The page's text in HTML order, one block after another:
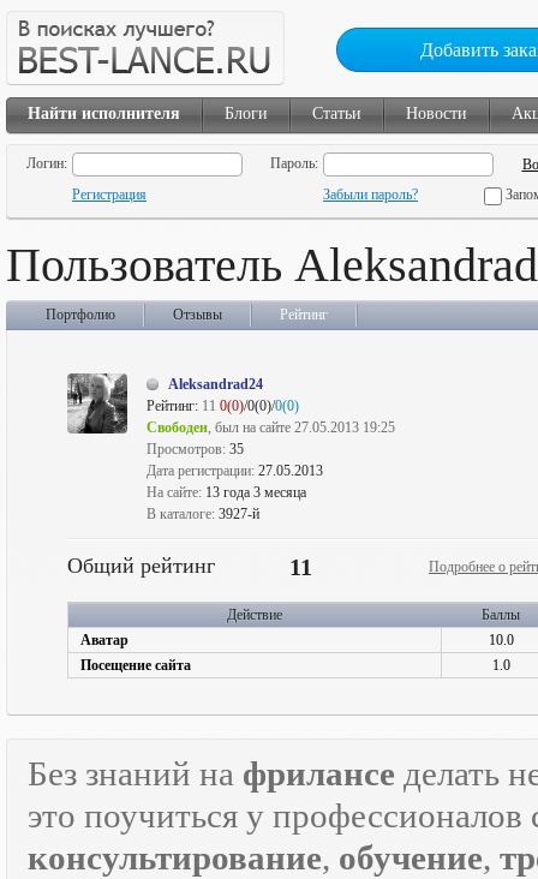
Добавить
Найти исполнителя Блоги Статьи Новости
Логин:
Пароль:
Регистрация
Забыли пароль?
Пользователь
Портфолио Отзывы Рейтинг
Aleksandrad24
Рейтинг: 11 0(0)/0(0)/0(0)
Свободен, был на сайте 27.05.2013 19:25
Просмотров: 35
Дата регистрации: 27.05.2013
На сайте: 13 года 3 месяца
В каталоге: 3927-й
Общий рейтинг 11 Подробнее о
Действие
Баллы
Аватар
10.0
Посещение сайта
1.0
Без знаний на фрилансе делать
это поучиться у
консультирование, обучение,